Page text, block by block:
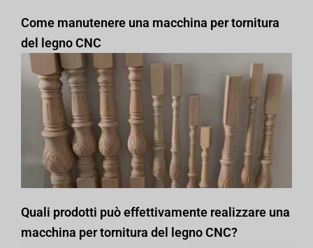
Come manutenere una macchina per tornitura
del legno CNC
Quali prodotti può effettivamente realizzare una
macchina per tornitura del legno CNC?